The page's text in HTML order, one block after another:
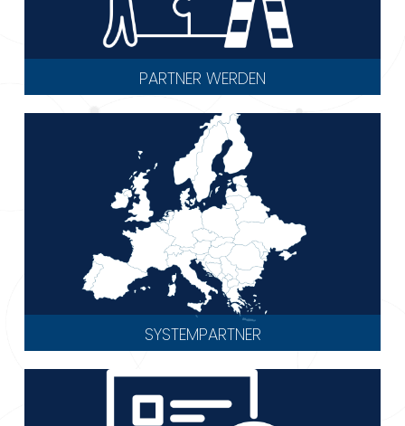
PARTNER WERDEN
SYSTEMPARTNER